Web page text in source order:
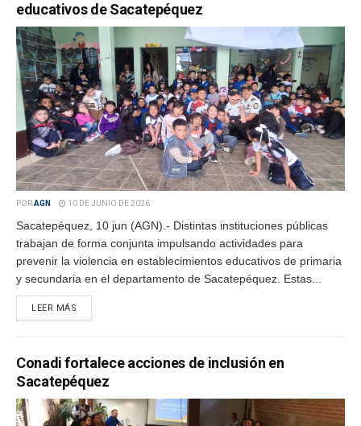
educativos de Sacatepéquez
PORAGN 10 DE JUNIO DE 2026
Sacatepéquez, 10 jun (AGN).- Distintas instituciones públicas
trabajan de forma conjunta impulsando actividades para
prevenir la violencia en establecimientos educativos de primaria
y secundaria en el departamento de Sacatepéquez. Estas...
LEER MÁS
Conadi fortalece acciones de inclusión en
Sacatepéquez